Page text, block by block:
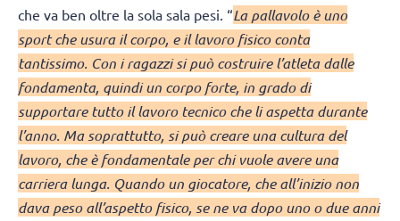
che va ben oltre la sola sala pesi. “La pallavolo è uno
sport che usura il corpo, e il lavoro fisico conta
tantissimo. Con i ragazzi si può costruire l’atleta dalle
fondamenta, quindi un corpo forte, in grado di
supportare tutto il lavoro tecnico che li aspetta durante
l’anno. Ma soprattutto, si può creare una cultura del
lavoro, che è fondamentale per chi vuole avere una
carriera lunga. Quando un giocatore, che all’inizio non
dava peso all’aspetto fisico, se ne va dopo uno o due anni